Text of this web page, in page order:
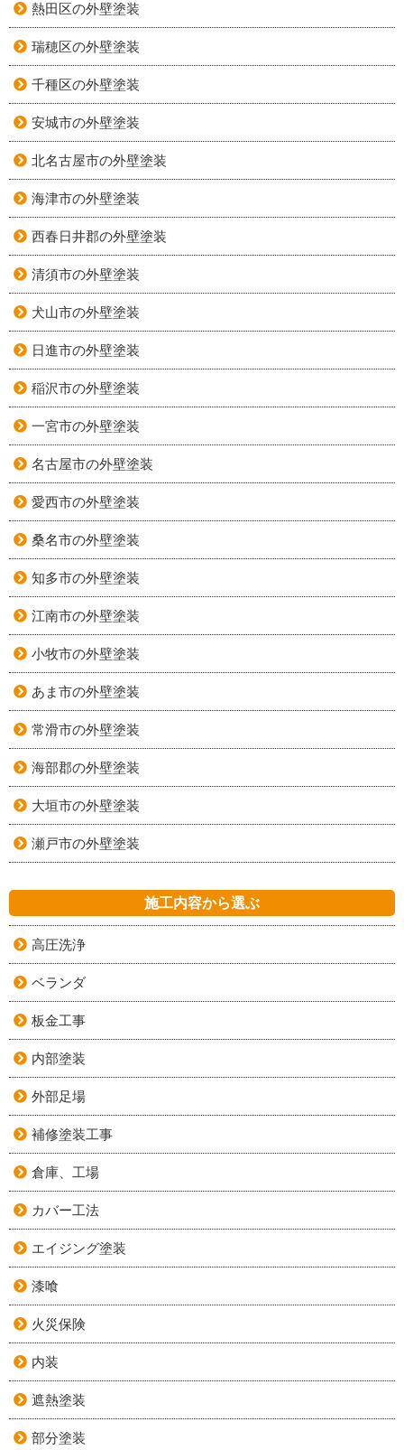
熱田区の外壁塗装
瑞穂区の外壁塗装
千種区の外壁塗装
安城市の外壁塗装
北名古屋市の外壁塗装
海津市の外壁塗装
西春日井郡の外壁塗装
清須市の外壁塗装
犬山市の外壁塗装
日進市の外壁塗装
稲沢市の外壁塗装
一宮市の外壁塗装
名古屋市の外壁塗装
愛西市の外壁塗装
桑名市の外壁塗装
知多市の外壁塗装
江南市の外壁塗装
小牧市の外壁塗装
あま市の外壁塗装
常滑市の外壁塗装
海部郡の外壁塗装
大垣市の外壁塗装
瀬戸市の外壁塗装
施工内容から選ぶ
高圧洗浄
ベランダ
板金工事
内部塗装
外部足場
補修塗装工事
倉庫、工場
カバー工法
エイジング塗装
漆喰
火災保険
内装
遮熱塗装
部分塗装